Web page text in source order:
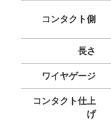
コンタクト側
長さ
ワイヤゲージ
コンタクト仕上
げ